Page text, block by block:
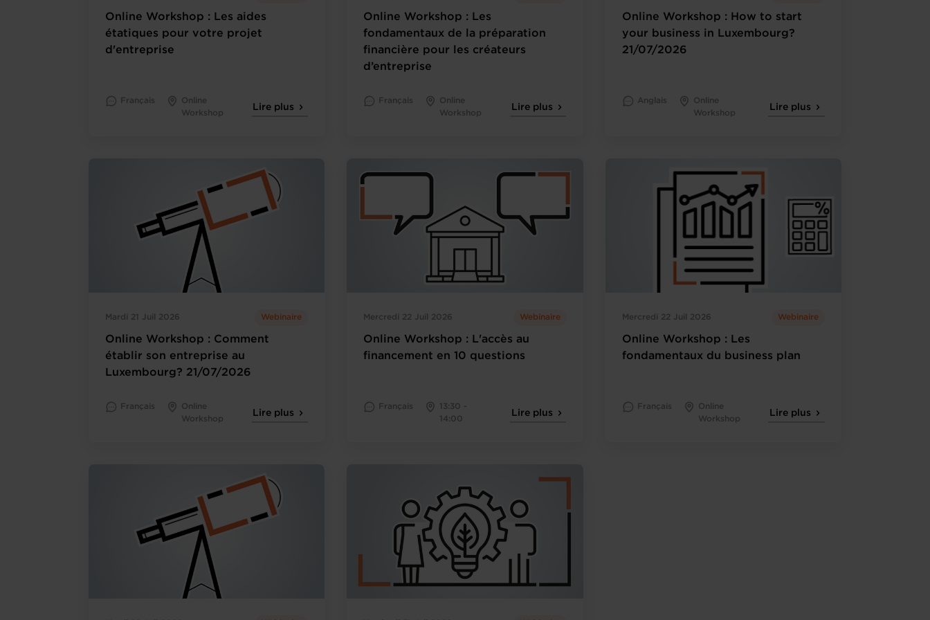
Online Workshop : Les aides
étatiques pour votre projet
d'entreprise
Français
Online
Workshop
Lire plus
Online Workshop : Les
fondamentaux de la préparation
financière pour les créateurs
d’entreprise
Français
Online
Workshop
Lire plus
Online Workshop : How to start
your business in Luxembourg?
21/07/2026
Anglais
Online
Workshop
Lire plus
Mardi 21 Juil 2026 Webinaire
Online Workshop : Comment
établir son entreprise au
Luxembourg? 21/07/2026
Français
Online
Workshop
Lire plus
Mercredi 22 Juil 2026 Webinaire
Online Workshop : L'accès au
financement en 10 questions
Français
13:30 -
14:00
Lire plus
Mercredi 22 Juil 2026 Webinaire
Online Workshop : Les
fondamentaux du business plan
Français
Online
Workshop
Lire plus